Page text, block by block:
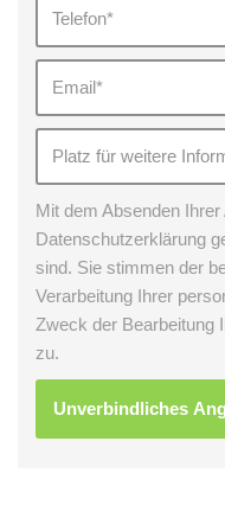
Mit dem Absenden
Datenschutzerklärung
sind. Sie stimmen der
Verarbeitung Ihrer
Zweck der Bearbeitung
zu.